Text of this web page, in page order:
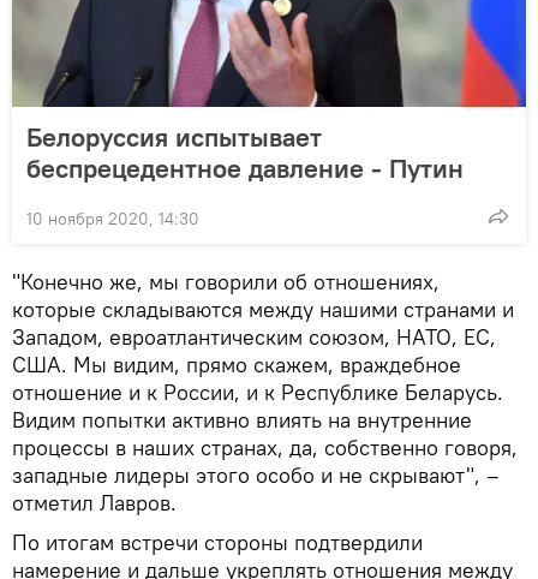
Белоруссия испытывает
беспрецедентное давление - Путин
10 ноября 2020, 14:30
"Конечно же, мы говорили об отношениях,
которые складываются между нашими странами и
Западом, евроатлантическим союзом, НАТО, ЕС,
США. Мы видим, прямо скажем, враждебное
отношение и к России, и к Республике Беларусь.
Видим попытки активно влиять на внутренние
процессы в наших странах, да, собственно говоря,
западные лидеры этого особо и не скрывают", –
отметил Лавров.
По итогам встречи стороны подтвердили
намерение и дальше укреплять отношения между